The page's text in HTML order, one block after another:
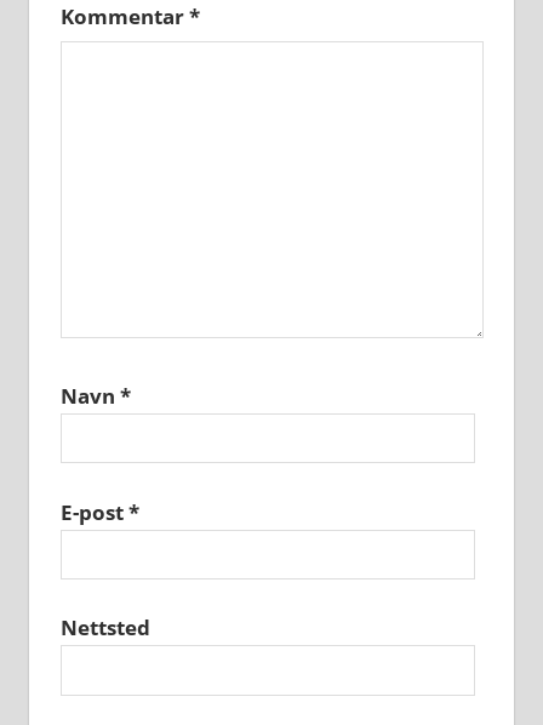
Kommentar*
Navn *
E-post*
Nettsted